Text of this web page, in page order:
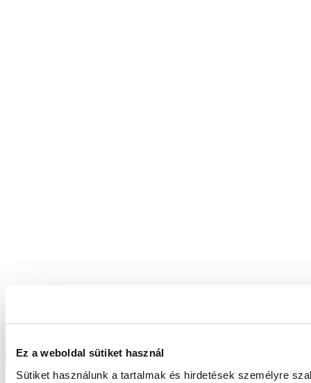
Ez a weboldal sütiket használ
Sütiket használunk a tartalmak és hirdetések személyre